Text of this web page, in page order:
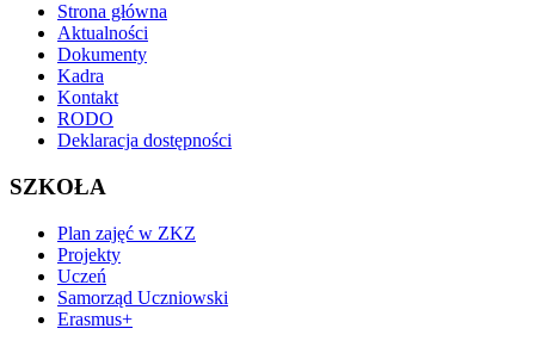
Strona główna
Aktualności
Dokumenty
Kadra
Kontakt
RODO
Deklaracja dostępności
SZKOŁA
Plan zajęć w ZKZ
Projekty
Uczeń
Samorząd Uczniowski
Erasmus+